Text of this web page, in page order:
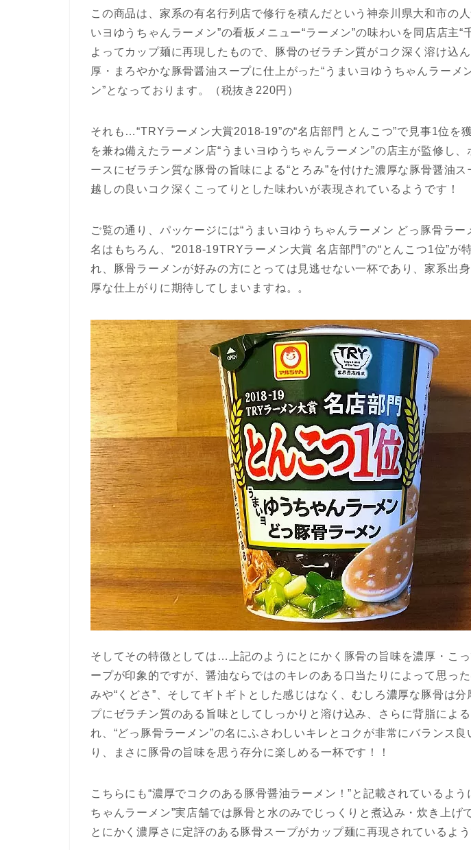
この商品は、家系の有名行列店で修行を積んだという神奈川県大和市の人
いヨゆうちゃんラーメン”の看板メニュー“ラーメン”の味わいを同店店主“
よってカップ麺に再現したもので、豚骨のゼラチン質がコク深く溶け込
厚・まろやかな豚骨醤油スープに仕上がった“うまいヨゆうちゃんラーメ
ン”となっております。（税抜き220円）
それも…“TRYラーメン大賞2018-19”の“名店部門 とんこつ”で見事1位を
を兼ね備えたラーメン店“うまいヨゆうちゃんラーメン”の店主が監修し
ースにゼラチン質な豚骨の旨味による“とろみ”を付けた濃厚な豚骨醤油
越しの良いコク深くこってりとした味わいが表現されているようです！
ご覧の通り、パッケージには“うまいヨゆうちゃんラーメン どっ豚骨ラー
名はもちろん、“2018-19TRYラーメン大賞 名店部門”の“とんこつ1位”が
れ、豚骨ラーメンが好みの方にとっては見逃せない一杯であり、家系出
厚な仕上がりに期待してしまいますね。。
そしてその特徴としては…上記のようにとにかく豚骨の旨味を濃厚・こ
ープが印象的ですが、醤油ならではのキレのある口当たりによって思っ
みや“くどさ”、そしてギトギトとした感じはなく、むしろ濃厚な豚骨は
プにゼラチン質のある旨味としてしっかりと溶け込み、さらに背脂によ
れ、“どっ豚骨ラーメン”の名にふさわしいキレとコクが非常にバランス良
り、まさに豚骨の旨味を思う存分に楽しめる一杯です！！
こちらにも“濃厚でコクのある豚骨醤油ラーメン！”と記載されているよう
ちゃんラーメン”実店舗では豚骨と水のみでじっくりと煮込み・炊き上げ
とにかく濃厚さに定評のある豚骨スープがカップ麺に再現されているよう